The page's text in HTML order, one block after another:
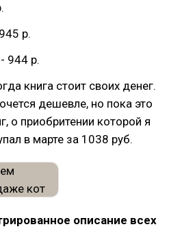
р.
944 р.
книга стоит своих денег.
дешевле, но пока это
о приобритении которой я
в марте за 1038 руб.
описание всех